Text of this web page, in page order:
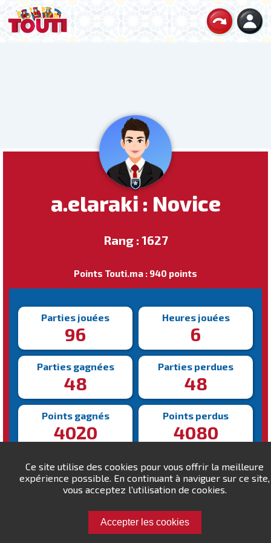
Ce site utilise des cookies pour vous offrir la meilleure
expérience possible. En continuant à naviguer sur ce site,
vous acceptez l'utilisation de cookies.
Accepter les cookies
a.elaraki : Novice
Rang : 1627
Points Touti.ma : 940 points
Parties jouées
96
Heures jouées
6
Parties gagnées
48
Parties perdues
48
Points gagnés
4020
Points perdus
4080
Victoire la plus rapide
112s
Victoire la plus lente
552s
Défiez a.elaraki !